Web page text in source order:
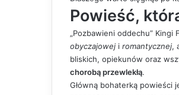
Powieść,
„Pozbawieni oddechu”
obyczajowej i romantycznej,
bliskich, opiekunów oraz
chorobą przewlekłą.
Główną bohaterką powieści